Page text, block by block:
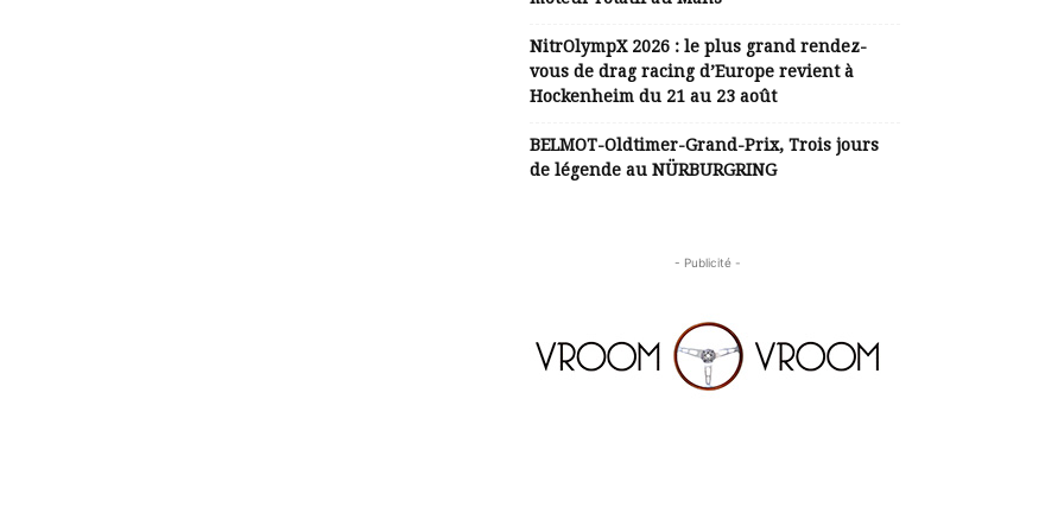
NitrOlympX 2026 : le plus grand rendez-
vous de drag racing d’Europe revient à
Hockenheim du 21 au 23 août
BELMOT-Oldtimer-Grand-Prix, Trois jours
de légende au NÜRBURGRING
- Publicité -